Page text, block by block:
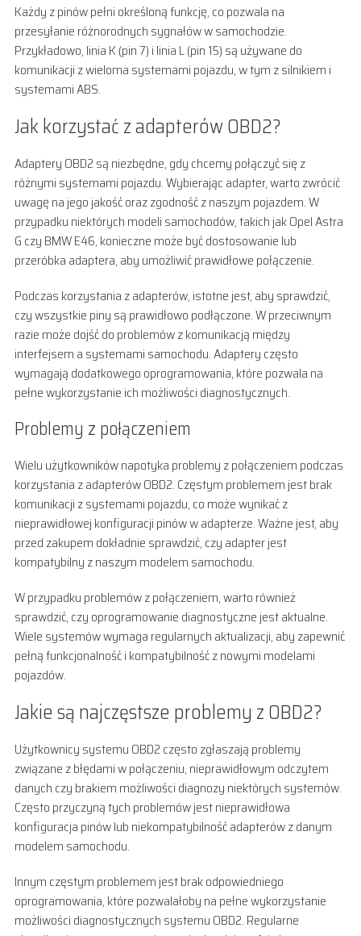
Każdy z pinów pełni określoną funkcję, co pozwala na
przesyłanie różnorodnych sygnałów w samochodzie.
Przykładowo, linia K (pin 7) i linia L (pin 15) są używane do
komunikacji z wieloma systemami pojazdu, w tym z silnikiem i
systemami ABS.
Jak korzystać z adapterów OBD2?
Adaptery OBD2 są niezbędne, gdy chcemy połączyć się z
różnymi systemami pojazdu. Wybierając adapter, warto zwrócić
uwagę na jego jakość oraz zgodność z naszym pojazdem. W
przypadku niektórych modeli samochodów, takich jak Opel Astra
G czy BMW E46, konieczne może być dostosowanie lub
przeróbka adaptera, aby umożliwić prawidłowe połączenie.
Podczas korzystania z adapterów, istotne jest, aby sprawdzić,
czy wszystkie piny są prawidłowo podłączone. W przeciwnym
razie może dojść do problemów z komunikacją między
interfejsem a systemami samochodu. Adaptery często
wymagają dodatkowego oprogramowania, które pozwala na
pełne wykorzystanie ich możliwości diagnostycznych.
Problemy z połączeniem
Wielu użytkowników napotyka problemy z połączeniem podczas
korzystania z adapterów OBD2. Częstym problemem jest brak
komunikacji z systemami pojazdu, co może wynikać z
nieprawidłowej konfiguracji pinów w adapterze. Ważne jest, aby
przed zakupem dokładnie sprawdzić, czy adapter jest
kompatybilny z naszym modelem samochodu.
W przypadku problemów z połączeniem, warto również
sprawdzić, czy oprogramowanie diagnostyczne jest aktualne.
Wiele systemów wymaga regularnych aktualizacji, aby zapewnić
pełną funkcjonalność i kompatybilność z nowymi modelami
pojazdów.
Jakie są najczęstsze problemy z OBD2?
Użytkownicy systemu OBD2 często zgłaszają problemy
związane z błędami w połączeniu, nieprawidłowym odczytem
danych czy brakiem możliwości diagnozy niektórych systemów.
Często przyczyną tych problemów jest nieprawidłowa
konfiguracja pinów lub niekompatybilność adapterów z danym
modelem samochodu.
Innym częstym problemem jest brak odpowiedniego
oprogramowania, które pozwalałoby na pełne wykorzystanie
możliwości diagnostycznych systemu OBD2. Regularne